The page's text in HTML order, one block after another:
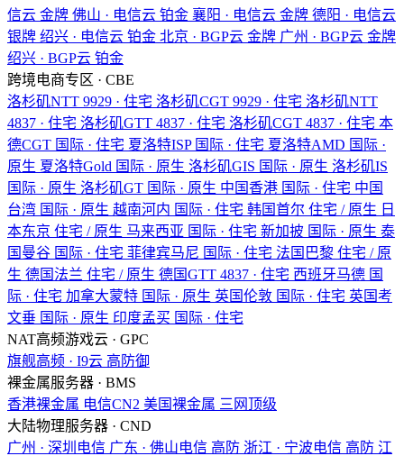
信云 金牌 佛山 · 电信云 铂金 襄阳 · 电信云 金牌 德阳 · 电信云
银牌 绍兴 · 电信云 铂金 北京 · BGP云 金牌 广州 · BGP云 金牌
绍兴 · BGP云 铂金
跨境电商专区 · CBE
洛杉矶NTT 9929 · 住宅 洛杉矶CGT 9929 · 住宅 洛杉矶NTT
4837 · 住宅 洛杉矶GTT 4837 · 住宅 洛杉矶CGT 4837 · 住宅 本
德CGT 国际 · 住宅 夏洛特ISP 国际 · 住宅 夏洛特AMD 国际 ·
原生 夏洛特Gold 国际 · 原生 洛杉矶GIS 国际 · 原生 洛杉矶IS
国际 · 原生 洛杉矶GT 国际 · 原生 中国香港 国际 · 住宅 中国
台湾 国际 · 原生 越南河内 国际 · 住宅 韩国首尔 住宅 / 原生 日
本东京 住宅 / 原生 马来西亚 国际 · 住宅 新加披 国际 · 原生 泰
国曼谷 国际 · 住宅 菲律宾马尼 国际 · 住宅 法国巴黎 住宅 / 原
生 德国法兰 住宅 / 原生 德国GTT 4837 · 住宅 西班牙马德 国
际 · 住宅 加拿大蒙特 国际 · 原生 英国伦敦 国际 · 住宅 英国考
文垂 国际 · 原生 印度孟买 国际 · 住宅
NAT高频游戏云 · GPC
旗舰高频 · I9云 高防御
裸金属服务器 · BMS
香港裸金属 电信CN2 美国裸金属 三网顶级
大陆物理服务器 · CND
广州 · 深圳电信 广东 · 佛山电信 高防 浙江 · 宁波电信 高防 江